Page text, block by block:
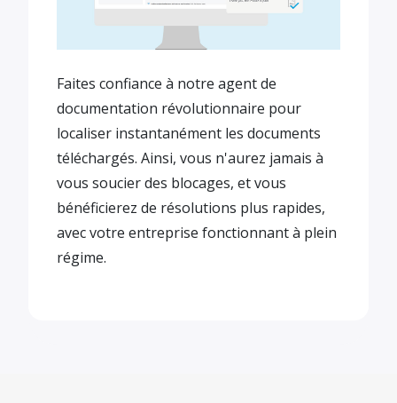
Faites confiance à notre agent de
documentation révolutionnaire pour
localiser instantanément les documents
téléchargés. Ainsi, vous n'aurez jamais à
vous soucier des blocages, et vous
bénéficierez de résolutions plus rapides,
avec votre entreprise fonctionnant à plein
régime.